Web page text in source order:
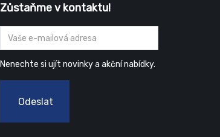
Zůstaňme v kontaktu!
Nenechte si ujít novinky a akční nabídky.
Odeslat